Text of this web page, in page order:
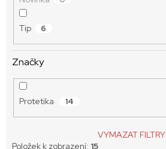
Tip 6
Značky
Protetika 14
VYMAZAT FILTRY
Položek k zobrazení: 15